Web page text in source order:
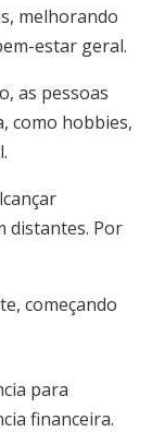
melhorando
estar geral.
as pessoas
como hobbies,
distantes. Por
começando
para
financeira.